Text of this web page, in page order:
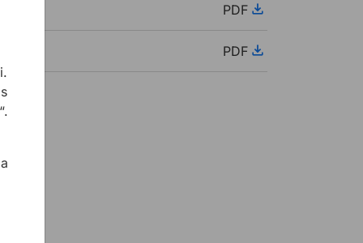
PDF
PDF